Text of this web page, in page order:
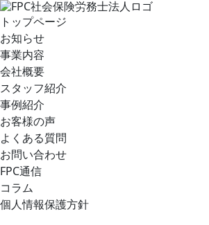
トップページ
お知らせ
事業内容
会社概要
スタッフ紹介
事例紹介
お客様の声
よくある質問
お問い合わせ
FPC通信
コラム
個人情報保護方針